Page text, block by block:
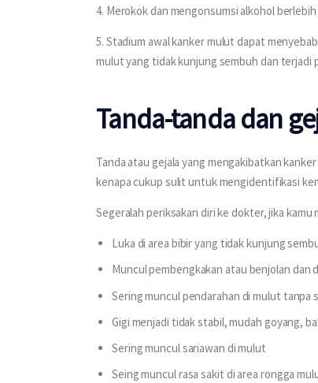
4. Merokok dan mengonsumsi alkohol
5. Stadium awal kanker mulut dapat
mulut yang tidak kunjung sembuh dan terjadi
Tanda-tanda dan
Tanda atau gejala yang mengakibatkan
kenapa cukup sulit untuk mengidentifikasi
Segeralah periksakan diri ke dokter, jika
Luka di area bibir yang tidak kunjung
Muncul pembengkakan atau benjolan dan
Sering muncul pendarahan di mulut tanpa
Gigi menjadi tidak stabil, mudah goyang,
Sering muncul sariawan di mulut
Seing muncul rasa sakit di area rongga